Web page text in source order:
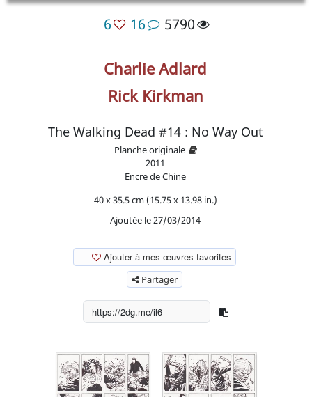
6 16 5790
Charlie Adlard
Rick Kirkman
The Walking Dead #14 : No Way Out
Planche originale
2011
Encre de Chine
40 x 35.5 cm (15.75 x 13.98 in.)
Ajoutée le 27/03/2014
Ajouter à mes œuvres favorites
Partager